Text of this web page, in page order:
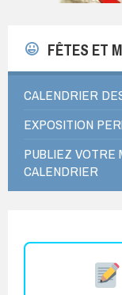
FÊTES ET
CALENDRIER
EXPOSITION
PUBLIEZ VOTRE
CALENDRIER